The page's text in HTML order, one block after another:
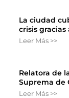
La ciudad
crisis gracias
Leer Más >>
Relatora de
Suprema de
Leer Más >>